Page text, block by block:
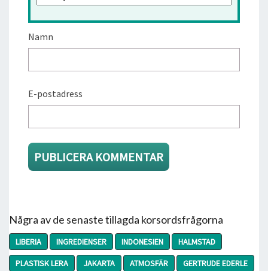
Namn
E-postadress
Några av de senaste tillagda korsordsfrågorna
LIBERIA INGREDIENSER INDONESIEN
HALMSTAD
PLASTISK LERA
JAKARTA ATMOSFÄR
GERTRUDE EDERLE